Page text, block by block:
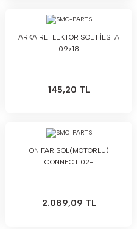
ARKA REFLEKTOR SOL FİESTA
09>18
145,20 TL
ON FAR SOL(MOTORLU)
CONNECT 02-
2.089,09 TL